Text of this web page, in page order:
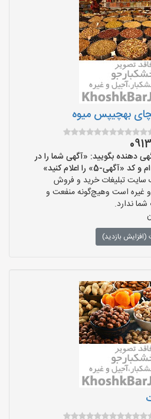
بهچیپس میوه
دهنده بگویید: «آگهی شما را در
5» را اعلام کنید»
تبلیغات خرید و فروش
غیره است وهیچ‌گونه منفعت و
ندارد.
بازدید)